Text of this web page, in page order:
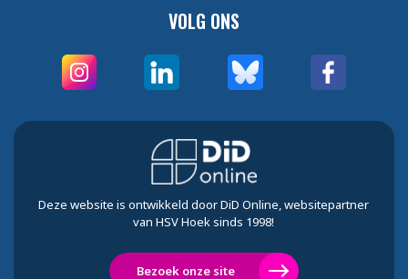
VOLG ONS
Deze website is ontwikkeld door DiD Online, websitepartner
van HSV Hoek sinds 1998!
Bezoek onze site